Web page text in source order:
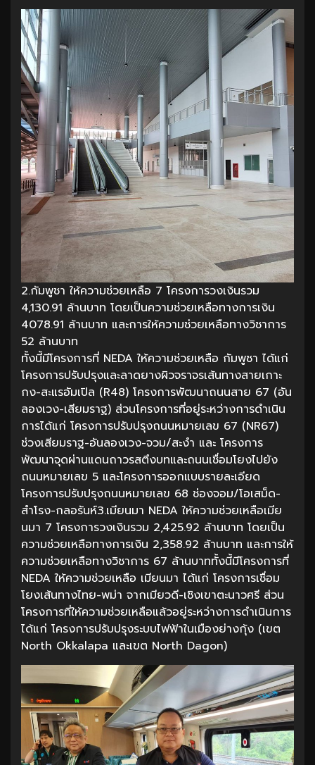
2.กัมพูชา ให้ความช่วยเหลือ 7 โครงการวงเงินรวม
4,130.91 ล้านบาท โดยเป็นความช่วยเหลือทางการเงิน
4078.91 ล้านบาท และการให้ความช่วยเหลือทางวิชาการ
52 ล้านบาท
ทั้งนี้มีโครงการที่ NEDA ให้ความช่วยเหลือ กัมพูชา ได้แก่
โครงการปรับปรุงและลาดยางผิวจราจรเส้นทางสายเกาะ
กง-สะแรอัมเปิล (R48) โครงการพัฒนาถนนสาย 67 (อัน
ลองเวง-เสียมราฐ) ส่วนโครงการที่อยู่ระหว่างการดำเนิน
การได้แก่ โครงการปรับปรุงถนนหมายเลข 67 (NR67)
ช่วงเสียมราฐ-อันลองเวง-จวม/สะงำ และ โครงการ
พัฒนาจุดผ่านแดนถาวรสตึงบทและถนนเชื่อมโยงไปยัง
ถนนหมายเลข 5 และโครงการออกแบบรายละเอียด
โครงการปรับปรุงถนนหมายเลข 68 ช่องจอม/โอเสม็ด-
สำโรง-กลอรันห์3.เมียนมา NEDA ให้ความช่วยเหลือเมีย
นมา 7 โครงการวงเงินรวม 2,425.92 ล้านบาท โดยเป็น
ความช่วยเหลือทางการเงิน 2,358.92 ล้านบาท และการให้
ความช่วยเหลือทางวิชาการ 67 ล้านบาททั้งนี้มีโครงการที่
NEDA ให้ความช่วยเหลือ เมียนมา ได้แก่ โครงการเชื่อม
โยงเส้นทางไทย-พม่า จากเมียวดี-เชิงเขาตะนาวศรี ส่วน
โครงการที่ให้ความช่วยเหลือแล้วอยู่ระหว่างการดำเนินการ
ได้แก่ โครงการปรับปรุงระบบไฟฟ้าในเมืองย่างกุ้ง (เขต
North Okkalapa และเขต North Dagon)